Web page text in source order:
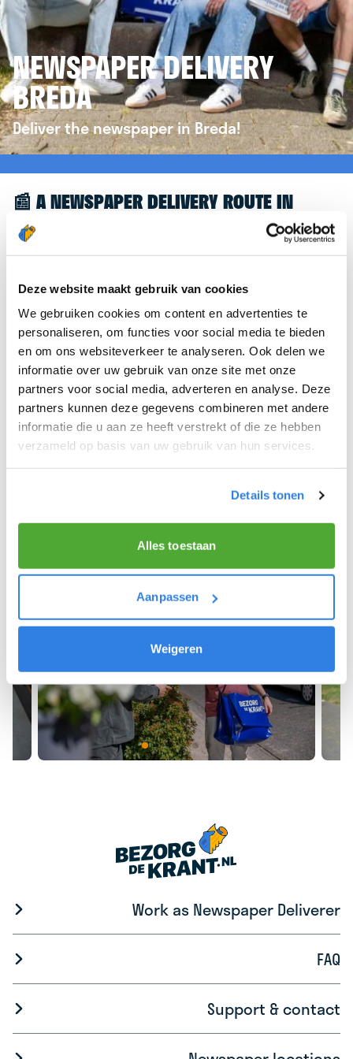
Deze website maakt gebruik van cookies
We gebruiken cookies om content en advertenties te
personaliseren, om functies voor social media te bieden
en om ons websiteverkeer te analyseren. Ook delen we
informatie over uw gebruik van onze site met onze
partners voor social media, adverteren en analyse. Deze
partners kunnen deze gegevens combineren met andere
informatie die u aan ze heeft verstrekt of die ze hebben
verzameld op basis van uw gebruik van hun services.
Details tonen
Alles toestaan
Aanpassen
Weigeren
NEWSPAPER DELIVERY
BREDA
Deliver the newspaper in Breda!
📰 A NEWSPAPER DELIVERY ROUTE IN
BREDA
Great to see you're interested in a newspaper
like to refer you to thekrantenbezorgen.nl
website. There, you can easily sign up to deliver
newspapers in Breda.
We hope you can get started soon and wish you
the best of luck! 🚴‍♂️💨
Work as Newspaper Deliverer
FAQ
Support & contact